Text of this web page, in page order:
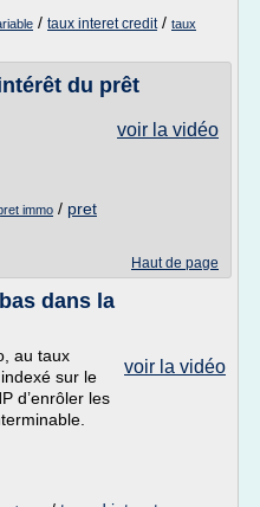
/ taux interet credit/ taux
du prêt
voir la vidéo
immo / pret
Haut de page
dans la
voir la vidéo
au taux
sur le
d’enrôler les